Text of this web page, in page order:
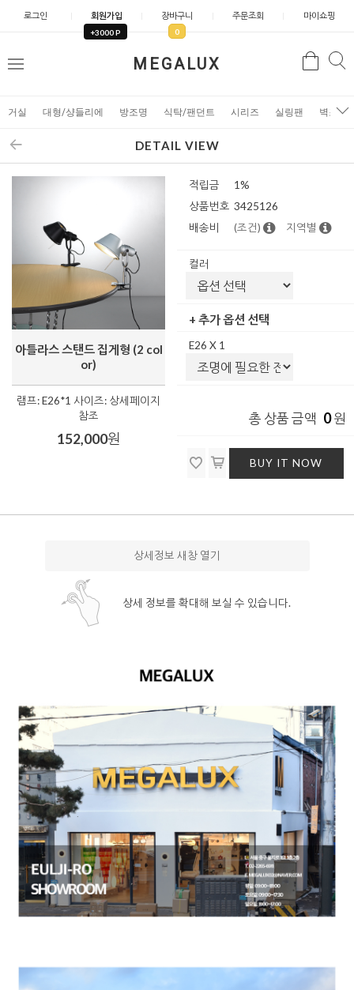
로그인 회원가입
+3000 P
장바구니
0
주문조회 마이쇼핑
MEGALUX
메
검
거실 대형/샹들리에 방조명 식탁/팬던트 시리즈 실링팬 벽조명
DETAIL VIEW
아틀라스 스탠드 집게형 (2 col
or)
램프: E26*1 사이즈: 상세페이지
참조
152,000원
적립금
1%
상품번호 3425126
배송비
(조건) 지역별
컬러
+ 추가 옵션 선택
E26 X 1
총 상품 금액 0원
BUY IT NOW
상세정보 새창 열기
상세 정보를 확대해 보실 수 있습니다.